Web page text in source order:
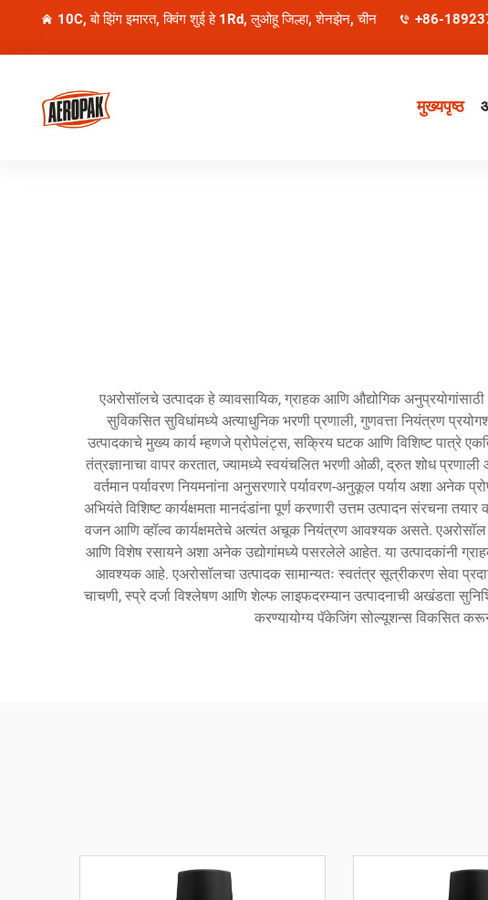
10C, बो झिंग इमारत, क्विंग शुई हे 1Rd, लुओहू जिल्हा, शेनझेन, चीन +86-
मुख्यपृष्ठ
एअरोसॉलचे उत्पादक हे व्यावसायिक, ग्राहक आणि औद्योगिक अनुप्रयोगांसाठी
सुविकसित सुविधांमध्ये अत्याधुनिक भरणी प्रणाली, गुणवत्ता नियंत्रण
उत्पादकाचे मुख्य कार्य म्हणजे प्रोपेलंट्स, सक्रिय घटक आणि विशिष्ट पात्रे
तंत्रज्ञानाचा वापर करतात, ज्यामध्ये स्वयंचलित भरणी ओळी, द्रुत शोध
वर्तमान पर्यावरण नियमनांना अनुसरणारे पर्यावरण-अनुकूल पर्याय अशा अनेक
अभियंते विशिष्ट कार्यक्षमता मानदंडांना पूर्ण करणारी उत्तम उत्पादन संरचना
वजन आणि व्हॉल्व कार्यक्षमतेचे अत्यंत अचूक नियंत्रण आवश्यक असते. एअरोसॉल
आणि विशेष रसायने अशा अनेक उद्योगांमध्ये पसरलेले आहेत. या उत्पादकांनी
आवश्यक आहे. एअरोसॉलचा उत्पादक सामान्यतः स्वतंत्र सूत्रीकरण सेवा
चाचणी, स्प्रे दर्जा विश्लेषण आणि शेल्फ लाइफदरम्यान उत्पादनाची अखंडता
करण्यायोग्य पॅकेजिंग सोल्यूशन्स विकसित करून